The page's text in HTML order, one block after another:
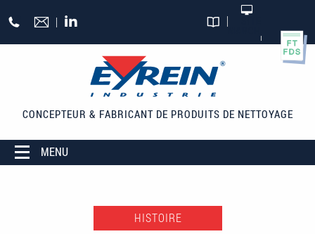
+33
(0)5
MARCHAND
CONCEPTEUR & FABRICANT DE PRODUITS DE NETTOYAGE
MENU
HISTOIRE